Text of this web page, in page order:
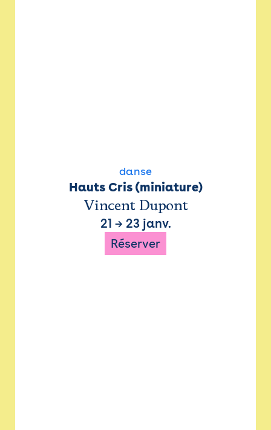
danse
Hauts Cris (miniature)
Vincent Dupont
21 → 23 janv.
Réserver